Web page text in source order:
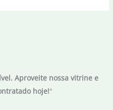
Aproveite nossa vitrine e
hoje!"